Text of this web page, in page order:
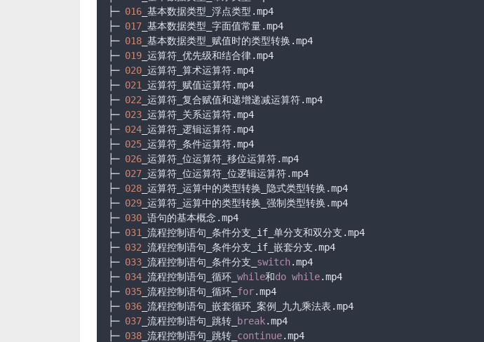
├─ 016 _基本数据类型_浮点类型.mp4
├─ 017 _基本数据类型_字面值常量.mp4
├─ 018 _基本数据类型_赋值时的类型转换.mp4
├─ 019 _运算符_优先级和结合律.mp4
├─ 020 _运算符_算术运算符.mp4
├─ 021
_运算符_赋值运算符.mp4
├─ 022 _运算符_复合赋值和递增递减运算符.mp4
├─ 023 _运算符_关系运算符.mp4
├─ 024 _运算符_逻辑运算符.mp4
├─ 025 _运算符_条件运算符.mp4
├─ 026 _运算符_位运算符_移位运算符.mp4
├─ 027 _运算符_位运算符_位逻辑运算符.mp4
├─ 028 _运算符_运算中的类型转换_隐式类型转换.mp4
├─ 029 _运算符_运算中的类型转换_强制类型转换.mp4
├─ 030 _语句的基本概念.mp4
├─ 031
_流程控制语句_条件分支_if_单分支和双分支.mp4
├─ 032 _流程控制语句_条件分支_if_嵌套分支.mp4
├─ 033 _流程控制语句_条件分支_ switch.mp4
├─ 034 _流程控制语句_循环_ while和do while.mp4
├─ 035 _流程控制语句_循环_ for.mp4
├─ 036 _流程控制语句_嵌套循环_案例_九九乘法表.mp4
├─ 037 _流程控制语句_跳转_ break.mp4
├─ 038 _流程控制语句_跳转_ continue.mp4